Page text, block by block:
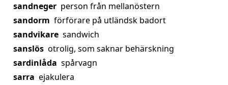
sandneger person från mellanöstern
sandorm förförare på utländsk badort
sandvikare sandwich
sanslös otrolig, som saknar behärskning
sardinlåda spårvagn
sarra ejakulera